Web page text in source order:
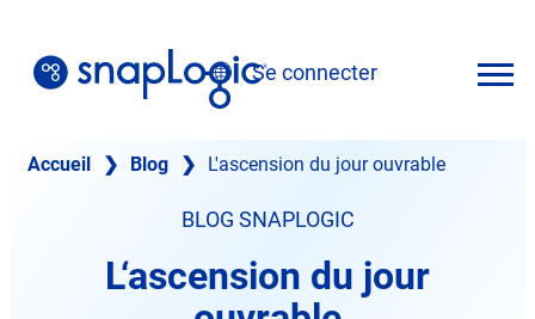
content
FrançaisSe connecter
Accueil ❯ Blog ❯ L'ascension du jour ouvrable
BLOG SNAPLOGIC
L‘ascension du jour